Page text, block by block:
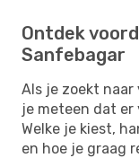
Ontdek
Sanfebagar
Als je zoekt naar
je meteen dat er
Welke je kiest,
en hoe je graag